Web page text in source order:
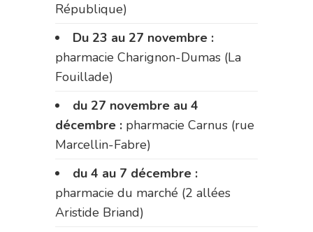
République)
Du 23 au 27 novembre :
pharmacie Charignon-Dumas (La
Fouillade)
du 27 novembre au 4
décembre : pharmacie Carnus (rue
Marcellin-Fabre)
du 4 au 7 décembre :
pharmacie du marché (2 allées
Aristide Briand)